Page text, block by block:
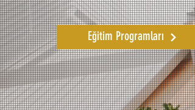
Eğitim Programları